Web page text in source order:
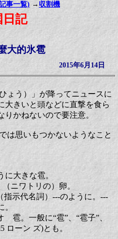
事一覧) → 収割機
記
大的氷雹
2015年6月14日
う）」が降ってニュースに
大きいと頭などに直撃を食ら
かねないので要注意。
思いもつかないようなこと
大きな雹。
ニワトリの）卵。
示代名詞）---のように。---
。一般に“雹”、“雹子”、
ローン ズ)とも。